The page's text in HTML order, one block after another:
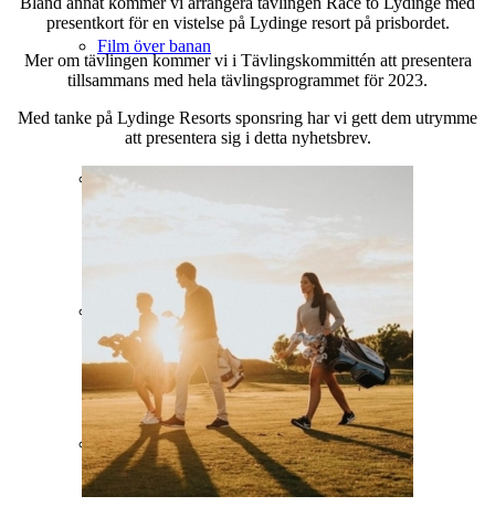
Film över banan
Slope
Golfpaket
Pay & Play
presentkort för en vistelse på Lydinge resort på prisbordet.
Mer om tävlingen kommer vi i Tävlingskommittén att presentera
tillsammans med hela tävlingsprogrammet för 2023.
Med tanke på Lydinge Resorts sponsring har vi gett dem utrymme
att presentera sig i detta nyhetsbrev.